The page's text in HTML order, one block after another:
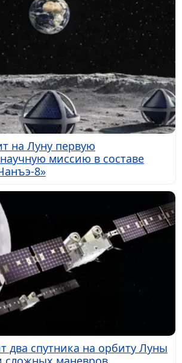
на Луну первую
миссию в составе
8»
два спутника на орбиту Луны